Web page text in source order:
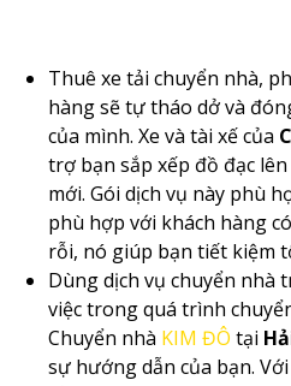
Thuê xe tải chuyển nhà,
hàng sẽ tự tháo dở và
của mình. Xe và tài xế của
trợ bạn sắp xếp đồ đạc
mới. Gói dịch vụ này phù
phù hợp với khách hàng
rỗi, nó giúp bạn tiết kiệm
Dùng dịch vụ chuyển nhà
việc trong quá trình
Chuyển nhà KIM ĐÔ tại
sự hướng dẫn của bạn.